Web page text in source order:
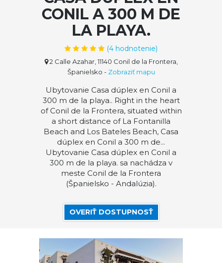
CONIL A 300 M DE
LA PLAYA.
(4 hodnotenie)
2 Calle Azahar, 11140 Conil de la Frontera,
Španielsko - Zobraziť mapu
Ubytovanie Casa dúplex en Conil a
300 m de la playa.. Right in the heart
of Conil de la Frontera, situated within
a short distance of La Fontanilla
Beach and Los Bateles Beach, Casa
dúplex en Conil a 300 m de...
Ubytovanie Casa dúplex en Conil a
300 m de la playa. sa nachádza v
meste Conil de la Frontera
(Španielsko - Andalúzia).
OVERIŤ DOSTUPNOSŤ